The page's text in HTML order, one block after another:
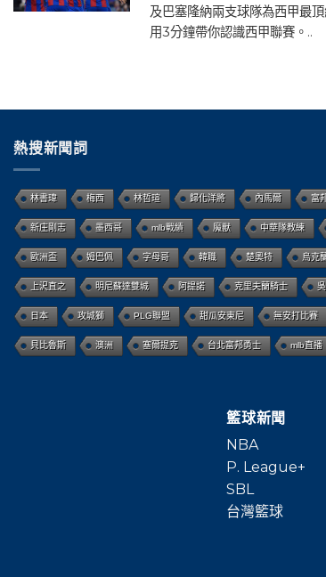
及巴塞隆納兩支球隊為西甲最
用3分鐘帶你認識西甲聯賽。..
熱搜新聞詞
林書瑋 梅西 林哲瑄 歸化洋將 內馬爾 富
新庄剛志 墨西哥 mlb戰績 魔獸 中華隊教練
歐洲盃 姆巴佩 字母哥 韓職 楚奧特 烏克
上沢直之 明尼蘇達雙城 阿提諾 克里夫蘭騎士
日本 攻城獅 PLG聯盟 甜瓜安東尼 無安打比賽
貝比魯斯 澳洲 塞爾提克 台北富邦勇士 mlb直播
籃球新聞
NBA
P. League+
SBL
台灣籃球